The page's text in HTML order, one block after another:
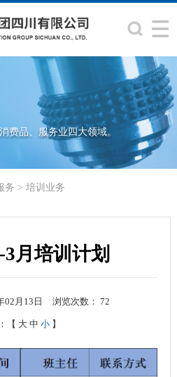
费品、服务业四大领域。
务 > 培训业务
3月培训计划
02月13日 浏览次数： 72
【 大 中 小 】